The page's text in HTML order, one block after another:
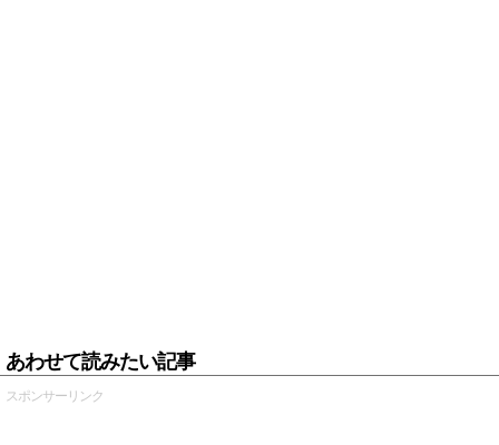
あわせて読みたい記事
スポンサーリンク